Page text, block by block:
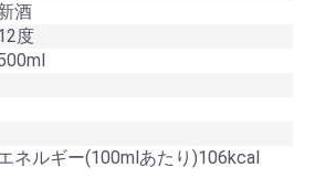
酒
度
ネルギー(100mlあたり)106kcal